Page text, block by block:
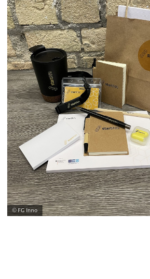
© FG Inno